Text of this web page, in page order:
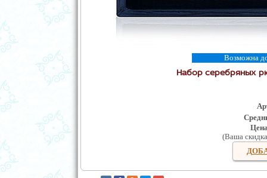
Возможна
Набор серебряных
(Ваша